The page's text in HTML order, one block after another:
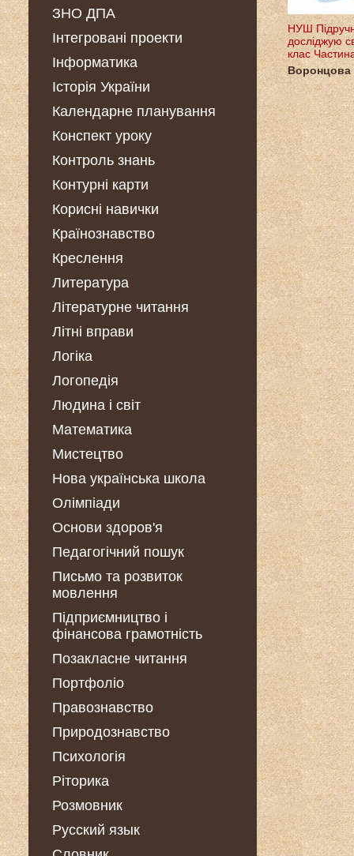
ЗНО ДПА
Інтегровані проекти
Інформатика
Історія України
Календарне планування
Конспект уроку
Контроль знань
Контурні карти
Корисні навички
Країнознавство
Креслення
Литература
Літературне читання
Літні вправи
Логіка
Логопедія
Людина і світ
Математика
Мистецтво
Нова українська школа
Олімпіади
Основи здоров'я
Педагогічний пошук
Письмо та розвиток
мовлення
Підприємництво і
фінансова грамотність
Позакласне читання
Портфоліо
Правознавство
Природознавство
Психологія
Ріторика
Розмовник
Русский язык
НУШ
досліджую
клас
Воронцова